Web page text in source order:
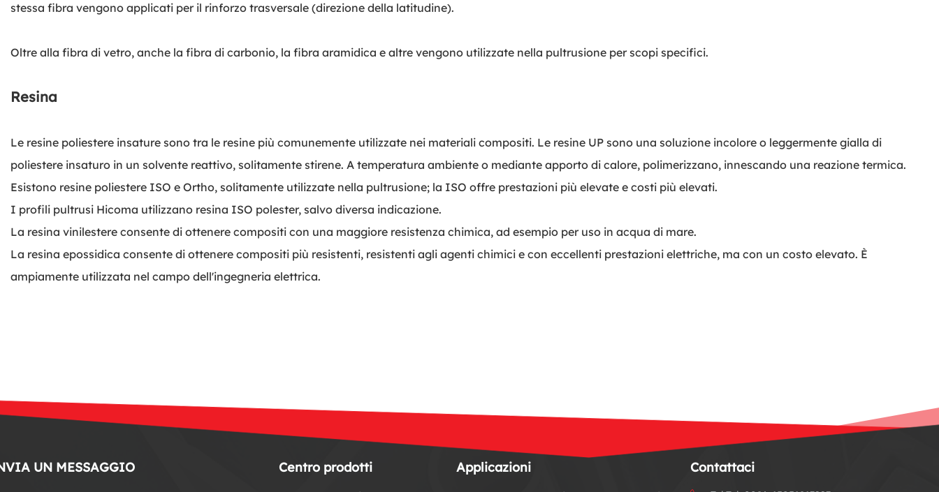
stessa fibra vengono applicati per il rinforzo trasversale (direzione della latitudine).
Oltre alla fibra di vetro, anche la fibra di carbonio, la fibra aramidica e altre vengono utilizzate nella pultrusione per scopi specifici.
Resina
Le resine poliestere insature sono tra le resine più comunemente utilizzate nei materiali compositi. Le resine UP sono una soluzione incolore o leggermente gialla di
poliestere insaturo in un solvente reattivo, solitamente stirene. A temperatura ambiente o mediante apporto di calore, polimerizzano, innescando una reazione termica.
Esistono resine poliestere ISO e Ortho, solitamente utilizzate nella pultrusione; la ISO offre prestazioni più elevate e costi più elevati.
I profili pultrusi Hicoma utilizzano resina ISO polester, salvo diversa indicazione.
La resina vinilestere consente di ottenere compositi con una maggiore resistenza chimica, ad esempio per uso in acqua di mare.
La resina epossidica consente di ottenere compositi più resistenti, resistenti agli agenti chimici e con eccellenti prestazioni elettriche, ma con un costo elevato. È
ampiamente utilizzata nel campo dell'ingegneria elettrica.
UN MESSAGGIO Centro prodotti Applicazioni Contattaci